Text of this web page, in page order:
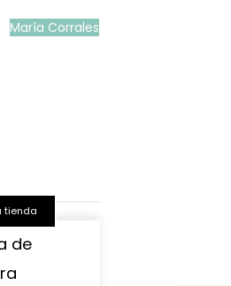
María Corrales
tienda
de